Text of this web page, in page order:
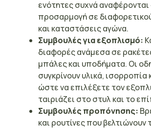
ενότητες συχνά αναφέρονται
προσαρμογή σε
και καταστάσεις αγώνα.
Συμβουλές για εξοπλισμό:
διαφορές ανάμεσα σε
μπάλες και υποδήματα. Οι
συγκρίνουν υλικά, ισορροπία
ώστε να επιλέξετε τον
ταιριάζει στο στυλ και το
Συμβουλές προπόνησης:
και ρουτίνες που βελτιώνουν